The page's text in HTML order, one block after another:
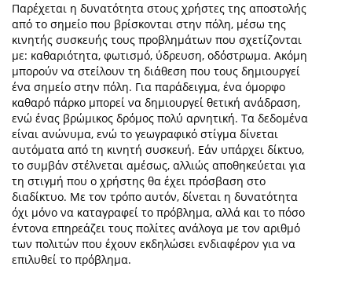
Παρέχεται η δυνατότητα στους χρήστες της αποστολής
από το σημείο που βρίσκονται στην πόλη, μέσω της
κινητής συσκευής τους προβλημάτων που σχετίζονται
με: καθαριότητα, φωτισμό, ύδρευση, οδόστρωμα. Ακόμη
μπορούν να στείλουν τη διάθεση που τους δημιουργεί
ένα σημείο στην πόλη. Για παράδειγμα, ένα όμορφο
καθαρό πάρκο μπορεί να δημιουργεί θετική ανάδραση,
ενώ ένας βρώμικος δρόμος πολύ αρνητική. Τα δεδομένα
είναι ανώνυμα, ενώ το γεωγραφικό στίγμα δίνεται
αυτόματα από τη κινητή συσκευή. Εάν υπάρχει δίκτυο,
το συμβάν στέλνεται αμέσως, αλλιώς αποθηκεύεται για
τη στιγμή που ο χρήστης θα έχει πρόσβαση στο
διαδίκτυο. Με τον τρόπο αυτόν, δίνεται η δυνατότητα
όχι μόνο να καταγραφεί το πρόβλημα, αλλά και το πόσο
έντονα επηρεάζει τους πολίτες ανάλογα με τον αριθμό
των πολιτών που έχουν εκδηλώσει ενδιαφέρον για να
επιλυθεί το πρόβλημα.